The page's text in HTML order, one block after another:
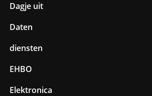
Dagje uit
Daten
diensten
EHBO
Elektronica